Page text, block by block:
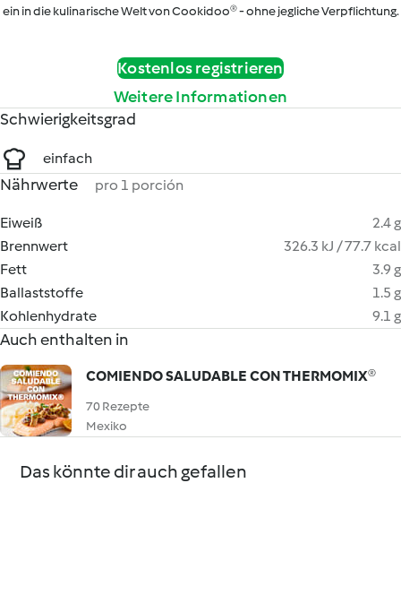
ein in die kulinarische Welt von Cookidoo® - ohne jegliche Verpflichtung.
Kostenlos registrieren
Weitere Informationen
Schwierigkeitsgrad
einfach
Nährwerte pro 1 porción
Eiweiß
2.4 g
Brennwert
326.3 kJ / 77.7 kcal
Fett
3.9 g
Ballaststoffe
1.5 g
Kohlenhydrate
9.1 g
Auch enthalten in
COMIENDO SALUDABLE CON THERMOMIX®
70 Rezepte
Mexiko
Das könnte dir auch gefallen